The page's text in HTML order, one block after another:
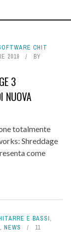
CHIT
2019
BY
3
NUOVA
totalmente
Shreddage
come
E BASSI,
, NEWS
11